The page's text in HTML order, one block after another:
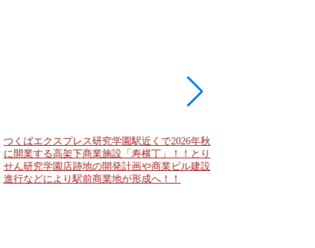
つくばエクスプレス研究学園駅近くで2026年秋
に開業する高架下商業施設「寿横丁」！！とり
せん研究学園店跡地の開発計画や商業ビル建設
進行などにより駅前商業地が形成へ！！